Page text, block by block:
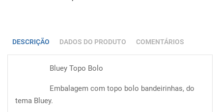
DESCRIÇÃO DADOS DO PRODUTO COMENTÁRIOS
Bluey Topo Bolo
Embalagem com topo bolo bandeirinhas, do
tema Bluey.